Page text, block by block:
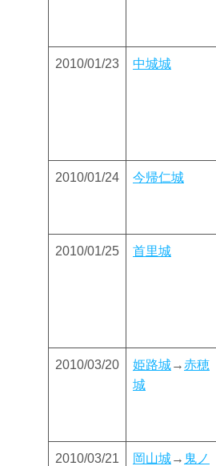
2010/01/23 中城城
2010/01/24 今帰仁城
2010/01/25 首里城
2010/03/20 姫路城→赤穂
城
2010/03/21 岡山城→ 鬼ノ